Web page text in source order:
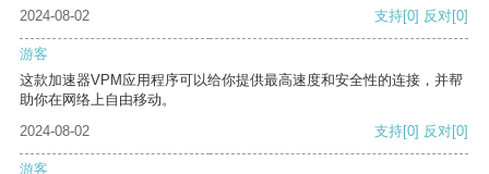
2024-08-02
支持[0] 反对[0]
游客
这款加速器VPM应用程序可以给你提供最高速度和安全性的连接，并帮
助你在网络上自由移动。
2024-08-02
支持[0] 反对[0]
游客